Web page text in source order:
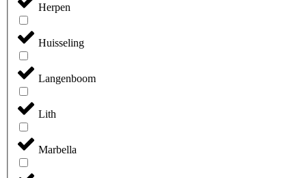
Herpen
Huisseling
Langenboom
Lith
Marbella